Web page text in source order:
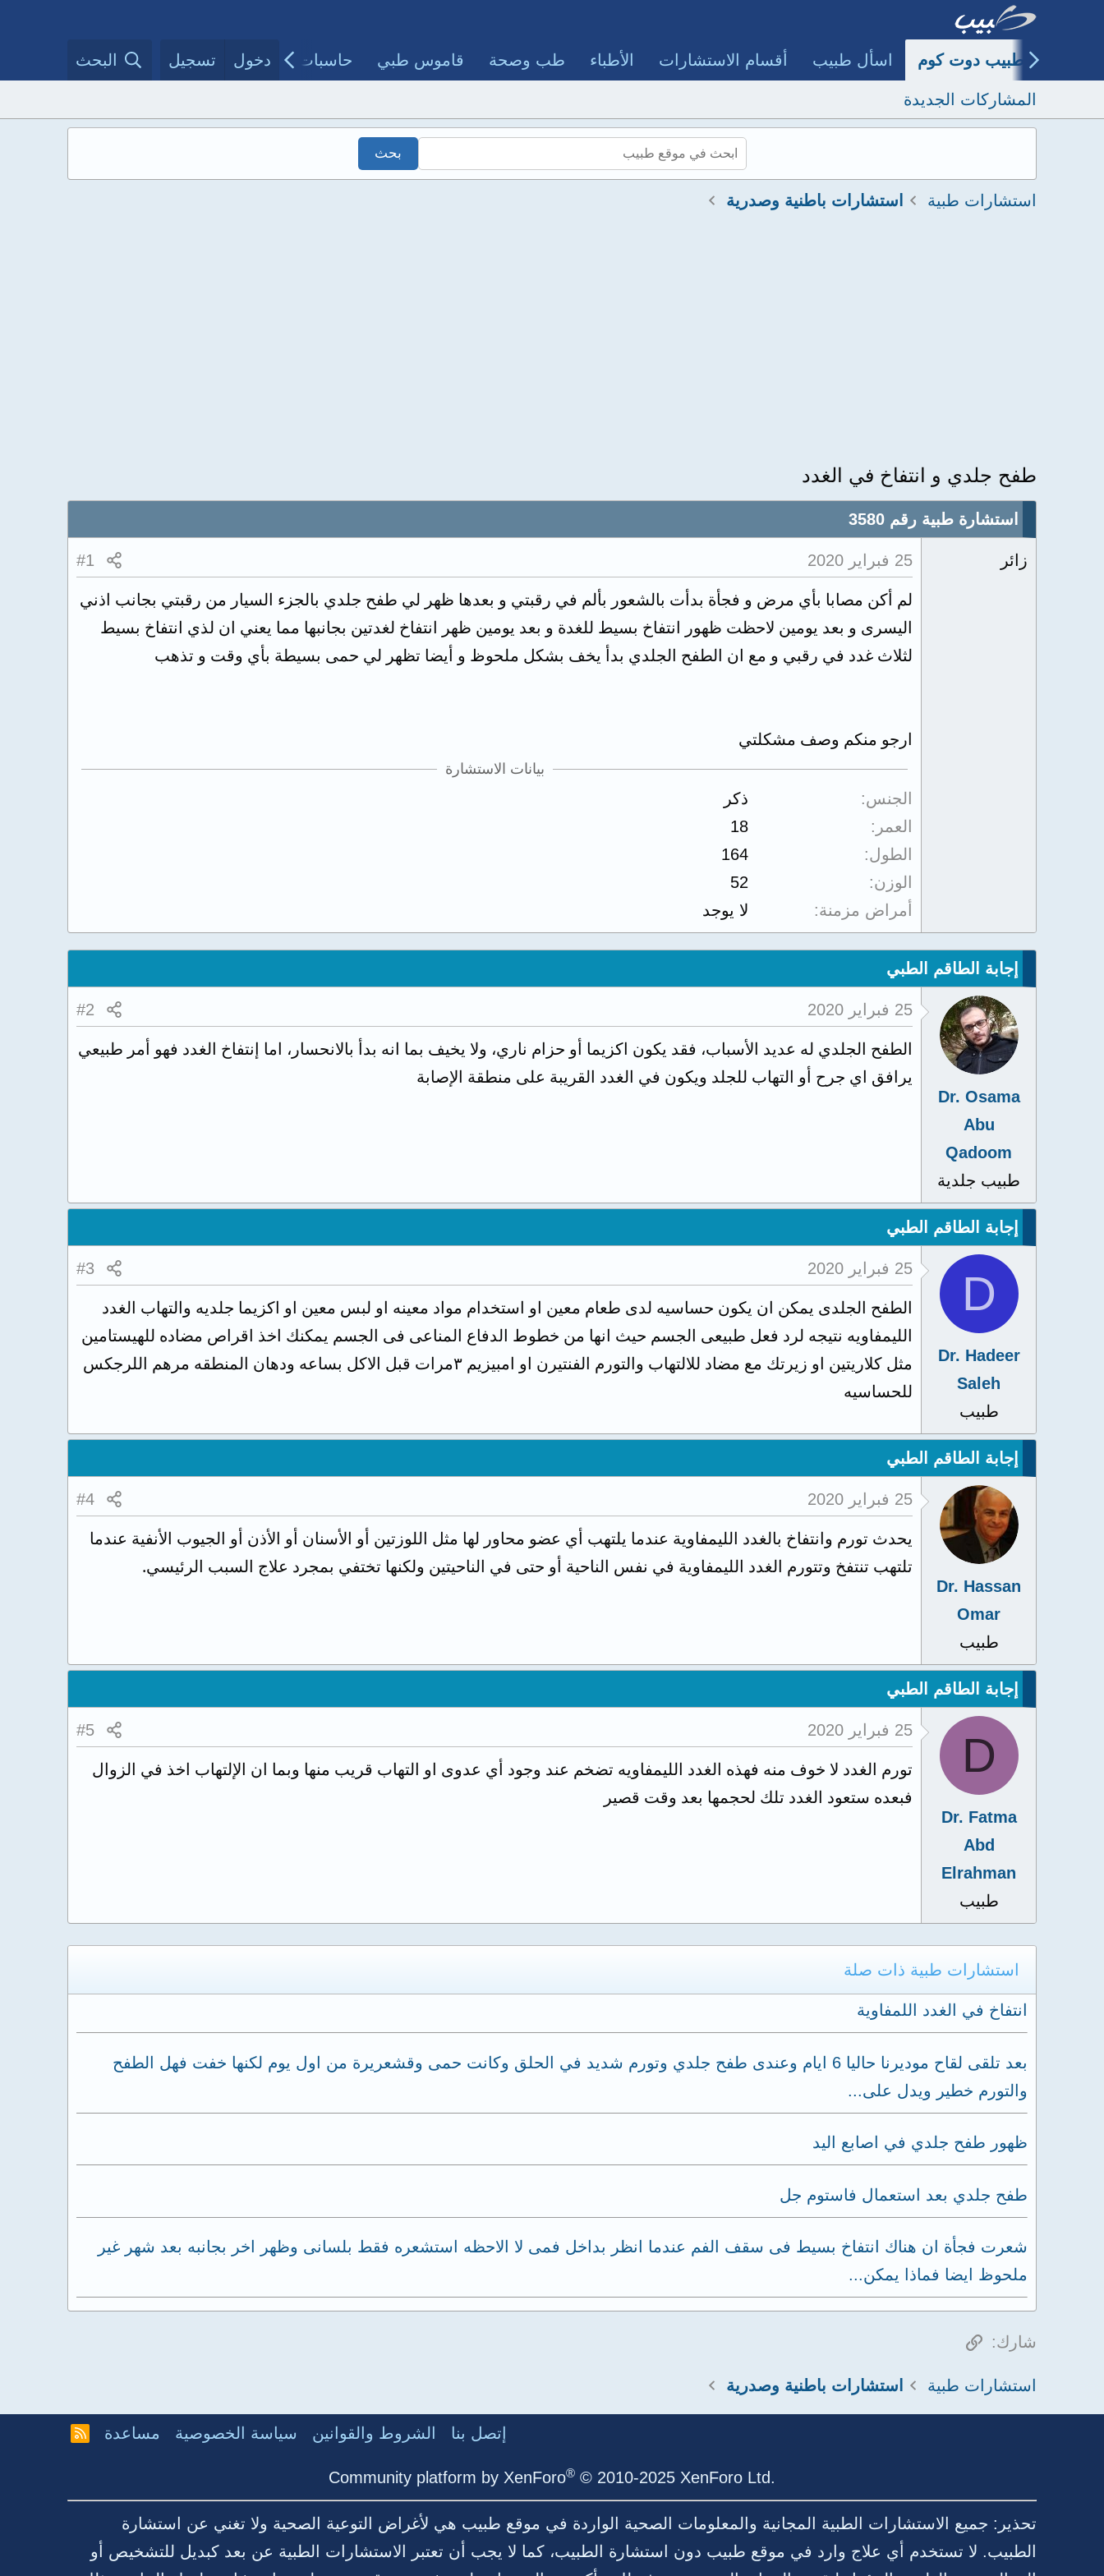
طبيب دوت كوم اسأل طبيب أقسام الاستشارات الأطباء طب وصحة قاموس طبي حاسبات طبية مقالات الأطباءدخول تسجيل البحث
المشاركات الجديدة
استشارات طبية استشارات باطنية وصدرية
طفح جلدي و انتفاخ في الغدد
استشارة طبية رقم 3580
زائر 25 فبراير 2020 #1
لم أكن مصابا بأي مرض و فجأة بدأت بالشعور بألم في رقبتي و بعدها ظهر لي طفح جلدي بالجزء السيار من رقبتي بجانب اذني
اليسرى و بعد يومين لاحظت ظهور انتفاخ بسيط للغدة و بعد يومين ظهر انتفاخ لغدتين بجانبها مما يعني ان لذي انتفاخ بسيط
لثلاث غدد في رقبي و مع ان الطفح الجلدي بدأ يخف بشكل ملحوظ و أيضا تظهر لي حمى بسيطة بأي وقت و تذهب
ارجو منكم وصف مشكلتي
بيانات الاستشارة
الجنس
ذكر
العمر
18
الطول
164
الوزن
52
أمراض مزمنة
لا يوجد
إجابة الطاقم الطبي
Dr. Osama
Abu
Qadoom
طبيب جلدية
25 فبراير 2020 #2
الطفح الجلدي له عديد الأسباب، فقد يكون اكزيما أو حزام ناري، ولا يخيف بما انه بدأ بالانحسار، اما إنتفاخ الغدد فهو أمر طبيعي
يرافق اي جرح أو التهاب للجلد ويكون في الغدد القريبة على منطقة الإصابة
إجابة الطاقم الطبي
D
Dr. Hadeer
Saleh
طبيب
25 فبراير 2020 #3
الطفح الجلدى يمكن ان يكون حساسيه لدى طعام معين او استخدام مواد معينه او لبس معين او اكزيما جلديه والتهاب الغدد
الليمفاويه نتيجه لرد فعل طبيعى الجسم حيث انها من خطوط الدفاع المناعى فى الجسم يمكنك اخذ اقراص مضاده للهيستامين
مثل كلاريتين او زيرتك مع مضاد للالتهاب والتورم الفنتيرن او امبيزيم ٣مرات قبل الاكل بساعه ودهان المنطقه مرهم اللرجكس
للحساسيه
إجابة الطاقم الطبي
Dr. Hassan
Omar
طبيب
25 فبراير 2020 #4
يحدث تورم وانتفاخ بالغدد الليمفاوية عندما يلتهب أي عضو محاور لها مثل اللوزتين أو الأسنان أو الأذن أو الجيوب الأنفية عندما
تلتهب تنتفخ وتتورم الغدد الليمفاوية في نفس الناحية أو حتى في الناحيتين ولكنها تختفي بمجرد علاج السبب الرئيسي.
إجابة الطاقم الطبي
D
Dr. Fatma
Abd
Elrahman
طبيب
25 فبراير 2020 #5
تورم الغدد لا خوف منه فهذه الغدد الليمفاويه تضخم عند وجود أي عدوى او التهاب قريب منها وبما ان الإلتهاب اخذ في الزوال
فبعده ستعود الغدد تلك لحجمها بعد وقت قصير
استشارات طبية ذات صلة
انتفاخ في الغدد اللمفاوية
بعد تلقى لقاح موديرنا حاليا 6 ايام وعندى طفح جلدي وتورم شديد في الحلق وكانت حمى وقشعريرة من اول يوم لكنها خفت فهل الطفح
والتورم خطير ويدل على...
ظهور طفح جلدي في اصابع اليد
طفح جلدي بعد استعمال فاستوم جل
شعرت فجأة ان هناك انتفاخ بسيط فى سقف الفم عندما انظر بداخل فمى لا الاحظه استشعره فقط بلسانى وظهر اخر بجانبه بعد شهر غير
ملحوظ ايضا فماذا يمكن...
شارك: الرابط
استشارات طبية استشارات باطنية وصدرية
إتصل بنا الشروط والقوانين سياسة الخصوصية مساعدة
Community platform by XenForo® © 2010-2025 XenForo Ltd.
تحذير: جميع الاستشارات الطبية المجانية والمعلومات الصحية الواردة في موقع طبيب هي لأغراض التوعية الصحية ولا تغني عن استشارة
الطبيب. لا تستخدم أي علاج وارد في موقع طبيب دون استشارة الطبيب، كما لا يجب أن تعتبر الاستشارات الطبية عن بعد كبديل للتشخيص أو